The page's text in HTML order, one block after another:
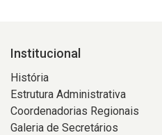
Institucional
História
Estrutura Administrativa
Coordenadorias Regionais
Galeria de Secretários